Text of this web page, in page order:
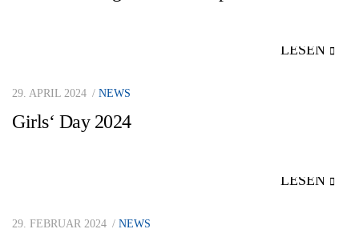
LESEN
29. APRIL 2024 NEWS
Girls‘ Day 2024
LESEN
29. FEBRUAR 2024 NEWS